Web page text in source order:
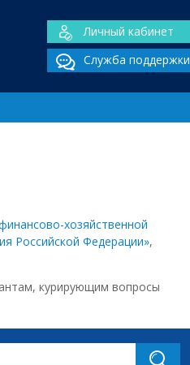
Личный кабинет
Служба поддержки
хозяйственной
Российской Федерации»,
курирующим вопросы